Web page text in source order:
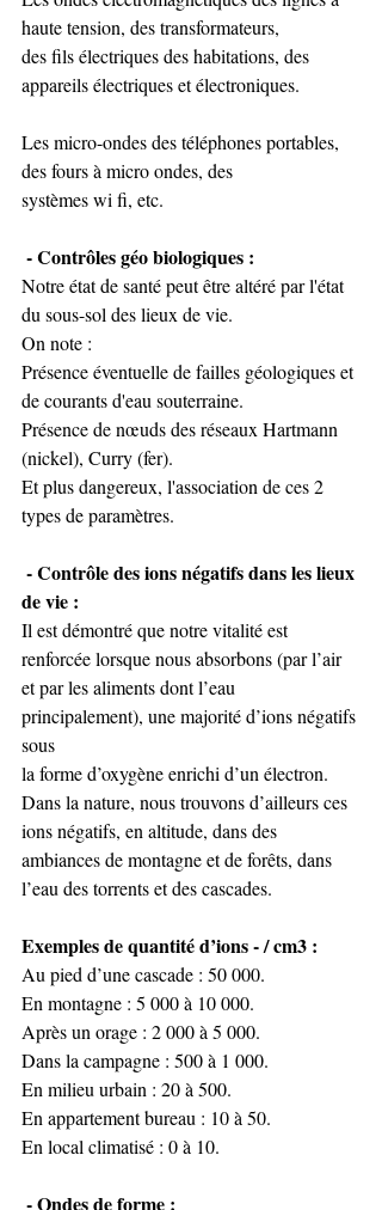
haute tension, des transformateurs,
des fils électriques des habitations, des
appareils électriques et électroniques.
Les micro-ondes des téléphones portables,
des fours à micro ondes, des
systèmes wi fi, etc.
- Contrôles géo biologiques :
Notre état de santé peut être altéré par l'état
du sous-sol des lieux de vie.
On note :
Présence éventuelle de failles géologiques et
de courants d'eau souterraine.
Présence de nœuds des réseaux Hartmann
(nickel), Curry (fer).
Et plus dangereux, l'association de ces 2
types de paramètres.
de vie :
Il est démontré que notre vitalité est
renforcée lorsque nous absorbons (par l’air
et par les aliments dont l’eau
principalement), une majorité d’ions négatifs
sous
la forme d’oxygène enrichi d’un électron.
Dans la nature, nous trouvons d’ailleurs ces
ions négatifs, en altitude, dans des
ambiances de montagne et de forêts, dans
l’eau des torrents et des cascades.
Exemples de quantité d’ions - / cm3 :
Au pied d’une cascade : 50 000.
En montagne : 5 000 à 10 000.
Après un orage : 2 000 à 5 000.
Dans la campagne : 500 à 1 000.
En milieu urbain : 20 à 500.
En appartement bureau : 10 à 50.
En local climatisé : 0 à 10.
- Ondes de forme :